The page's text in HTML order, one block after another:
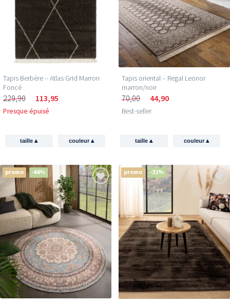
Tapis Berbère – Atlas Grid Marron
Foncé
229,90 113,95
Presque épuisé
taille▴ couleur▴
Tapis oriental – Regal Leonor
marron/noir
70,00 44,90
Best-seller
taille▴ couleur▴
promo -44% promo -32%